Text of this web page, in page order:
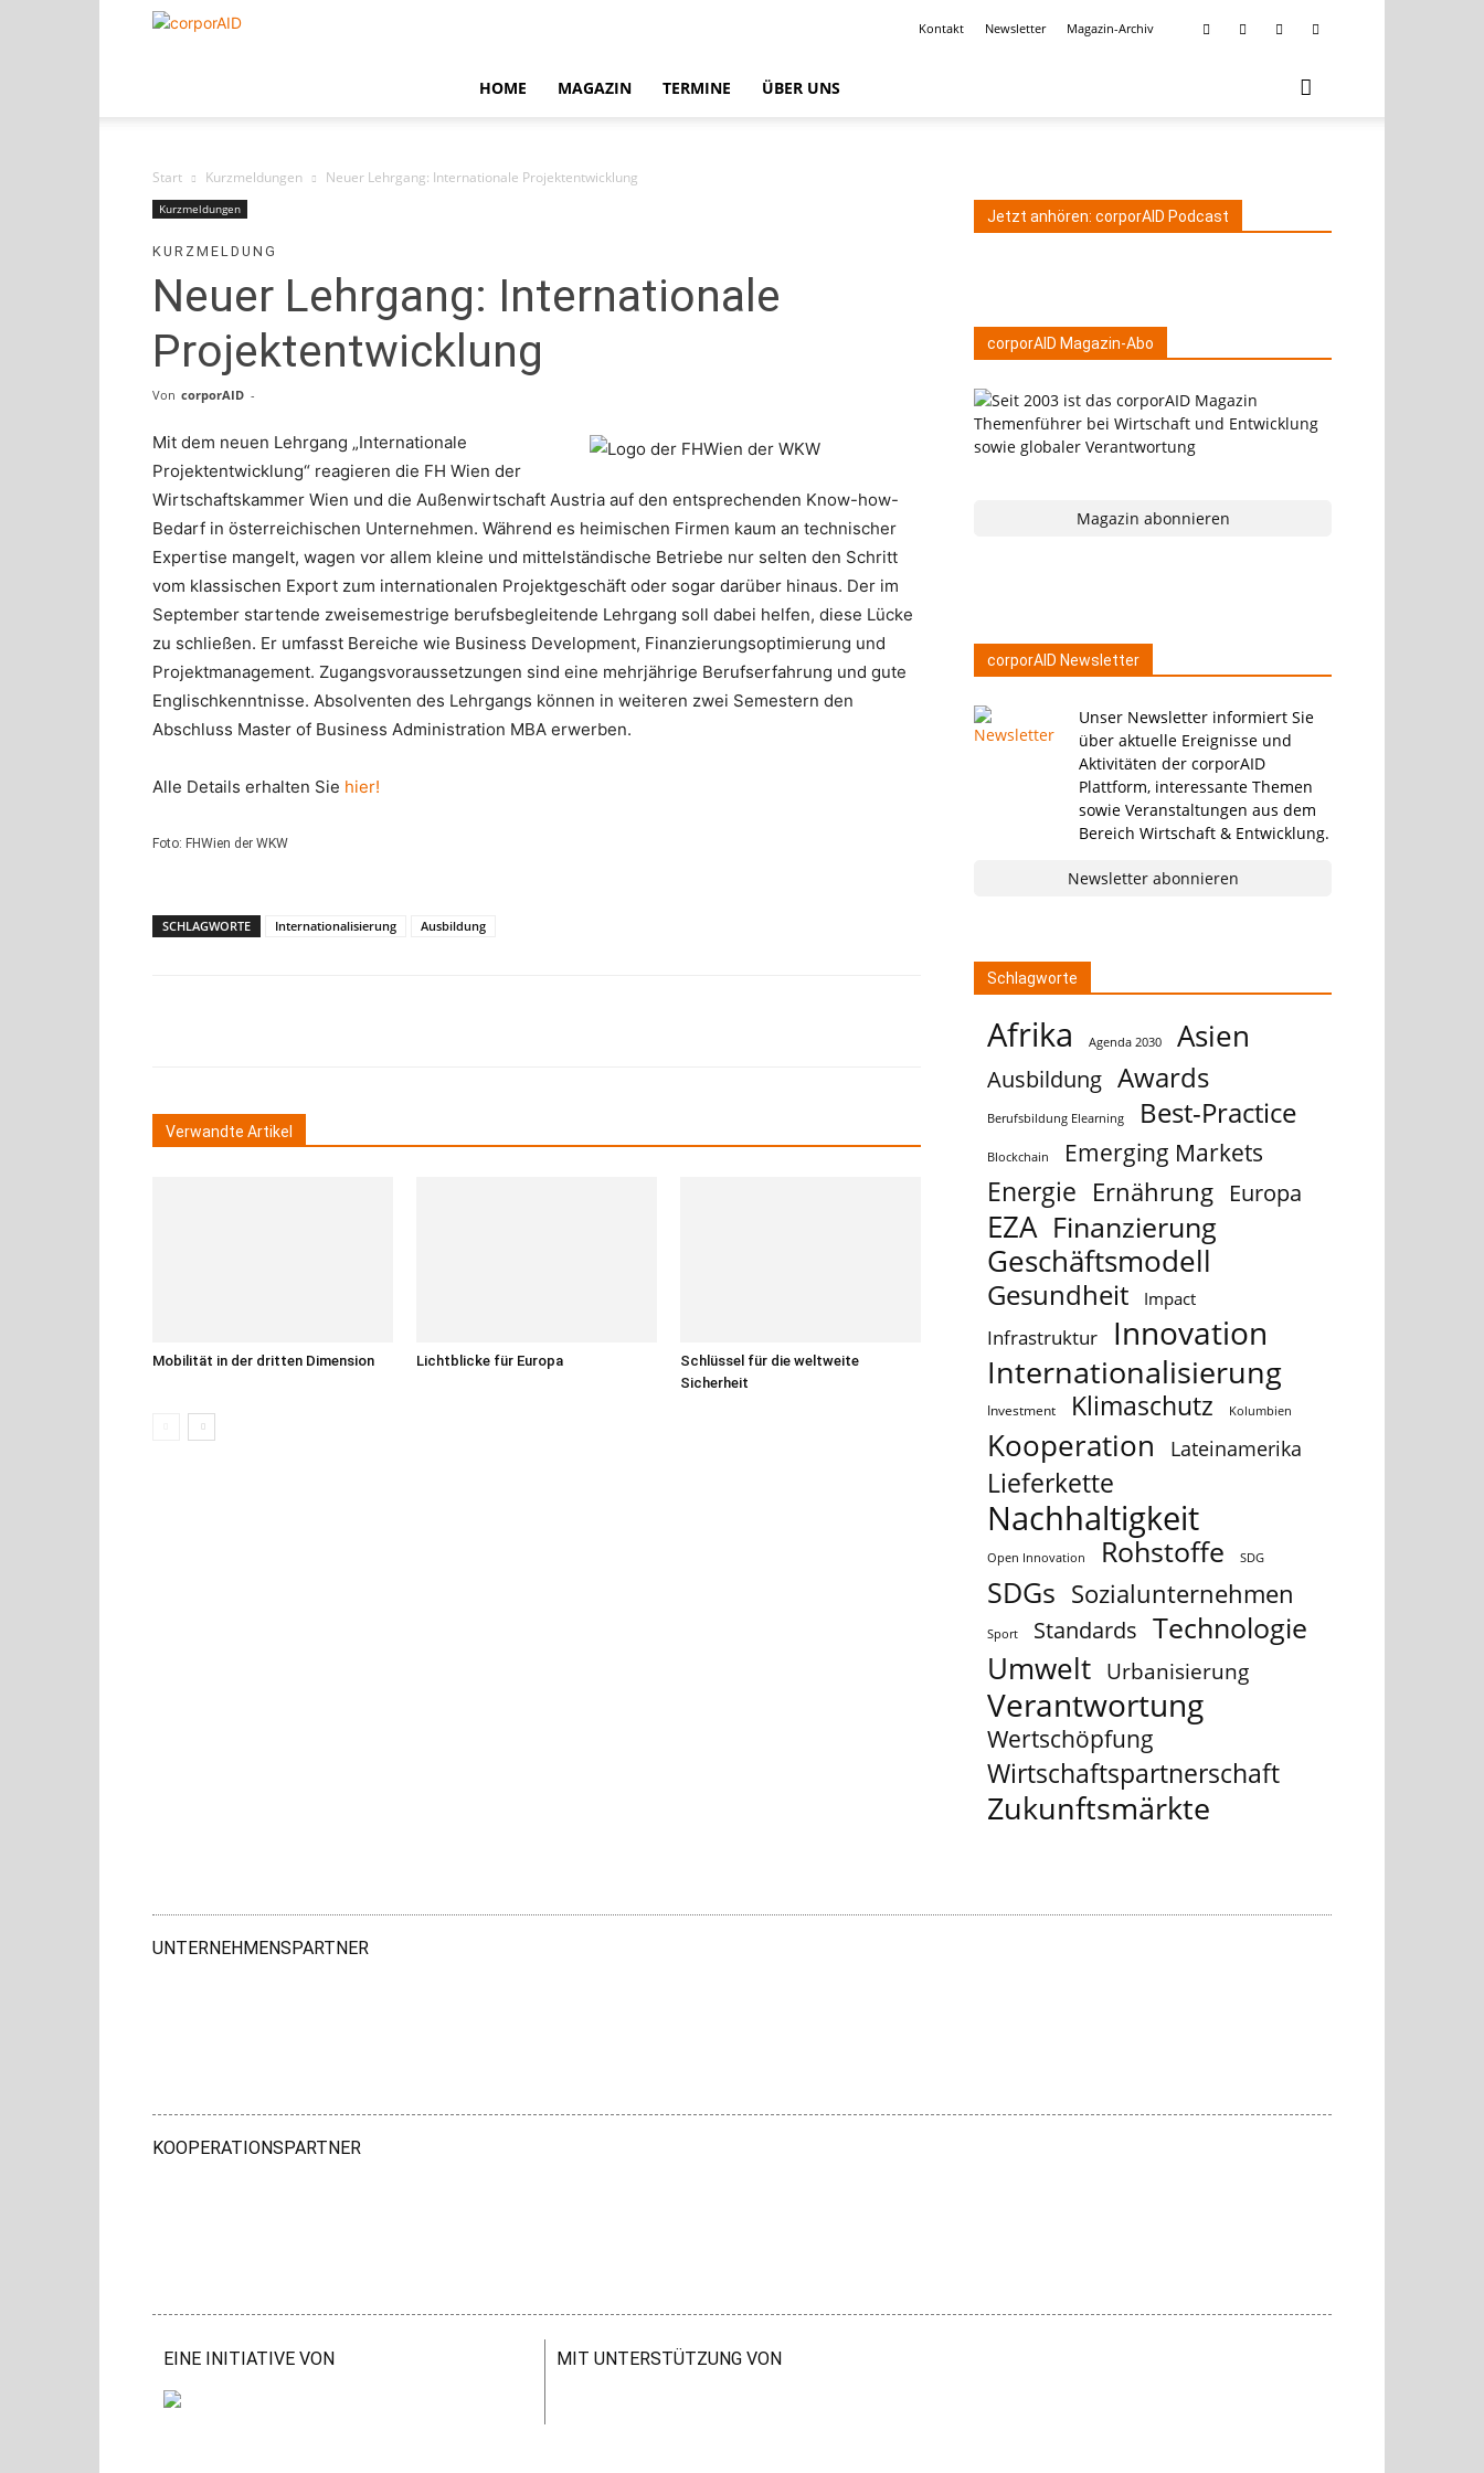
corporAID
Kontakt Newsletter Magazin-Archiv
HOME MAGAZIN TERMINE ÜBER UNS
Start Kurzmeldungen Neuer Lehrgang: Internationale Projektentwicklung
Kurzmeldungen
KURZMELDUNG
Neuer Lehrgang: Internationale
Projektentwicklung
Von corporAID -
Mit dem neuen Lehrgang „Internationale
Projektentwicklung“ reagieren die FH Wien der
Wirtschaftskammer Wien und die Außenwirtschaft Austria auf den entsprechenden Know-how-
Bedarf in österreichischen Unternehmen. Während es heimischen Firmen kaum an technischer
Expertise mangelt, wagen vor allem kleine und mittelständische Betriebe nur selten den Schritt
vom klassischen Export zum internationalen Projektgeschäft oder sogar darüber hinaus. Der im
September startende zweisemestrige berufsbegleitende Lehrgang soll dabei helfen, diese Lücke
zu schließen. Er umfasst Bereiche wie Business Development, Finanzierungsoptimierung und
Projektmanagement. Zugangsvoraussetzungen sind eine mehrjährige Berufserfahrung und gute
Englischkenntnisse. Absolventen des Lehrgangs können in weiteren zwei Semestern den
Abschluss Master of Business Administration MBA erwerben.
Alle Details erhalten Sie hier!
Foto: FHWien der WKW
SCHLAGWORTE Internationalisierung Ausbildung
Verwandte Artikel
Mobilität in der dritten Dimension Lichtblicke für Europa
Schlüssel für die weltweite
Sicherheit
Jetzt anhören: corporAID Podcast
corporAID Magazin-Abo
Magazin abonnieren
corporAID Newsletter
Unser Newsletter informiert Sie
über aktuelle Ereignisse und
Aktivitäten der corporAID
Plattform, interessante Themen
sowie Veranstaltungen aus dem
Bereich Wirtschaft & Entwicklung.
Newsletter abonnieren
Schlagworte
Afrika Agenda 2030 Asien
Ausbildung Awards
Berufsbildung Elearning Best-Practice
Blockchain Emerging Markets
Energie Ernährung Europa
EZA Finanzierung
Geschäftsmodell
Gesundheit Impact
Infrastruktur Innovation
Internationalisierung
Investment Klimaschutz Kolumbien
Kooperation Lateinamerika
Lieferkette
Nachhaltigkeit
Open Innovation Rohstoffe SDG
SDGs Sozialunternehmen
Sport Standards Technologie
Umwelt Urbanisierung
Verantwortung
Wertschöpfung
Wirtschaftspartnerschaft
Zukunftsmärkte
UNTERNEHMENSPARTNER
KOOPERATIONSPARTNER
EINE INITIATIVE VON MIT UNTERSTÜTZUNG VON